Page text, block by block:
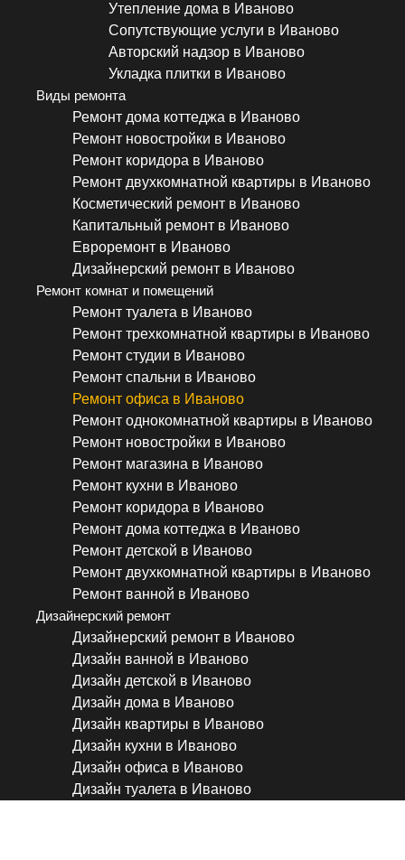
Утепление дома в Иваново
Сопутствующие услуги в Иваново
Авторский надзор в Иваново
Укладка плитки в Иваново
Виды ремонта
Ремонт дома коттеджа в Иваново
Ремонт новостройки в Иваново
Ремонт коридора в Иваново
Ремонт двухкомнатной квартиры в Иваново
Косметический ремонт в Иваново
Капитальный ремонт в Иваново
Евроремонт в Иваново
Дизайнерский ремонт в Иваново
Ремонт комнат и помещений
Ремонт туалета в Иваново
Ремонт трехкомнатной квартиры в Иваново
Ремонт студии в Иваново
Ремонт спальни в Иваново
Ремонт офиса в Иваново
Ремонт однокомнатной квартиры в Иваново
Ремонт новостройки в Иваново
Ремонт магазина в Иваново
Ремонт кухни в Иваново
Ремонт коридора в Иваново
Ремонт дома коттеджа в Иваново
Ремонт детской в Иваново
Ремонт двухкомнатной квартиры в Иваново
Ремонт ванной в Иваново
Дизайнерский ремонт
Дизайнерский ремонт в Иваново
Дизайн ванной в Иваново
Дизайн детской в Иваново
Дизайн дома в Иваново
Дизайн квартиры в Иваново
Дизайн кухни в Иваново
Дизайн офиса в Иваново
Дизайн туалета в Иваново